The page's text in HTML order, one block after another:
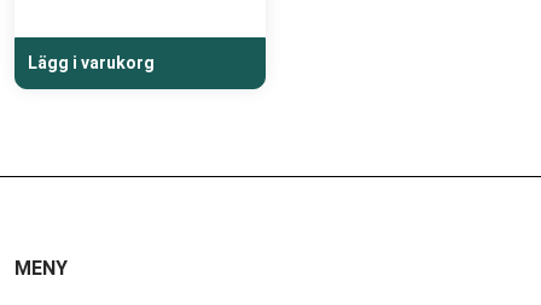
Lägg i varukorg
MENY